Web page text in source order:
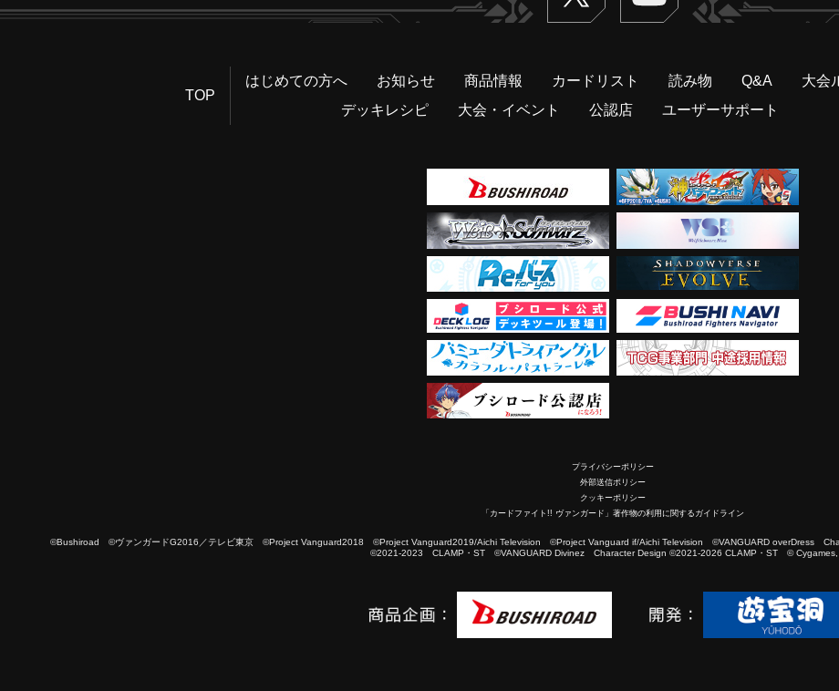
TOP
はじめての方へ お知らせ 商品情報 カードリスト 読み物 Q&A
大会
デッキレシピ
大会・イベント 公認店 ユーザーサポート
プライバシーポリシー
外部送信ポリシー
クッキーポリシー
「カードファイト!! ヴァンガード」著作物の利用に関するガイドライン
©Bushiroad ©ヴァンガードG2016／テレビ東京 ©Project Vanguard2018 ©Project Vanguard2019/Aichi Television ©Project Vanguard if/Aichi Television ©VANGUARD overDress
©2021-2023 CLAMP・ST ©VANGUARD Divinez Character Design ©2021-2026 CLAMP・ST © Cygames,